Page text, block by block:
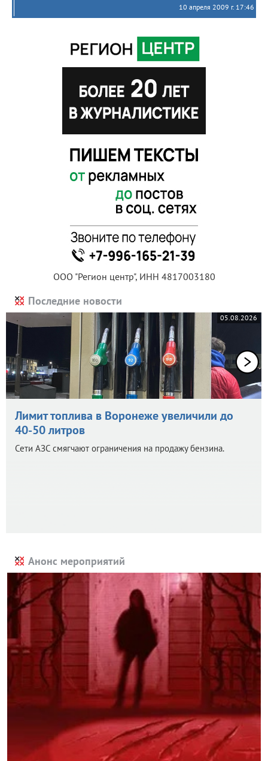
10 апреля 2009 г. 17:46
ООО "Регион центр", ИНН 4817003180
Последние новости
05.08.2026
Лимит топлива в Воронеже увеличили до
40-50 литров
Сети АЗС смягчают ограничения на продажу бензина.
Анонс мероприятий